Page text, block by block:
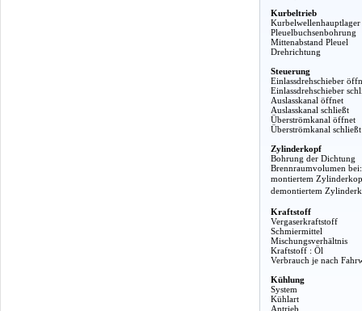
Kurbeltrieb
Kurbelwellenhauptlager
Pleuelbuchsenbohrung
Mittenabstand Pleuel
Drehrichtung
Steuerung
Einlassdrehschieber
Einlassdrehschieber
Auslasskanal öffnet
Auslasskanal schließt
Überströmkanal öffnet
Überströmkanal schließt
Zylinderkopf
Bohrung der Dichtung
Brennraumvolumen bei:
montiertem
demontiertem
Kraftstoff
Vergaserkraftstoff
Schmiermittel
Mischungsverhältnis
Kraftstoff : Öl
Verbrauch je nach
Kühlung
System
Kühlart
Antrieb